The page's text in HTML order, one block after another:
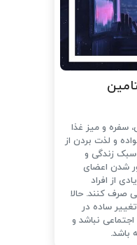
سفره و میز غذا
و لذت بردن از
سبک زندگی و
شدن اعضای
از افراد
صرف کنند. حالا
ساده در
نباشد و
باشد.